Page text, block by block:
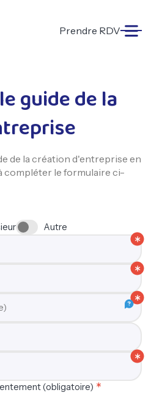
Prendre RDV
guide de la
de la création d'entreprise en
compléter le formulaire ci-
Autre
(obligatoire)